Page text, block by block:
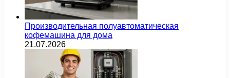
Производительная полуавтоматическая
кофемашина для дома
21.07.2026